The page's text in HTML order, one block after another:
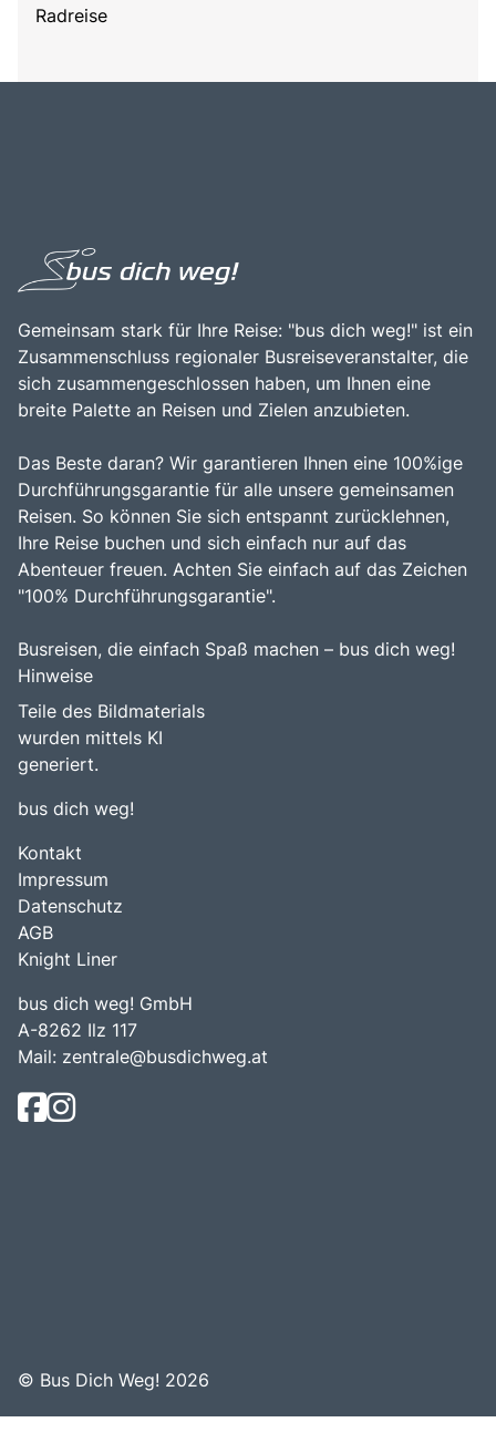
Radreise
Gemeinsam stark für Ihre Reise: "bus dich weg!" ist ein
Zusammenschluss regionaler Busreiseveranstalter, die
sich zusammengeschlossen haben, um Ihnen eine
breite Palette an Reisen und Zielen anzubieten.
Das Beste daran? Wir garantieren Ihnen eine 100%ige
Durchführungsgarantie für alle unsere gemeinsamen
Reisen. So können Sie sich entspannt zurücklehnen,
Ihre Reise buchen und sich einfach nur auf das
Abenteuer freuen. Achten Sie einfach auf das Zeichen
"100% Durchführungsgarantie".
Busreisen, die einfach Spaß machen – bus dich weg!
Hinweise
Teile des Bildmaterials
wurden mittels KI
generiert.
bus dich weg!
Kontakt
Impressum
Datenschutz
AGB
Knight Liner
bus dich weg! GmbH
A-8262 Ilz 117
Mail: zentrale@busdichweg.at
© Bus Dich Weg! 2026